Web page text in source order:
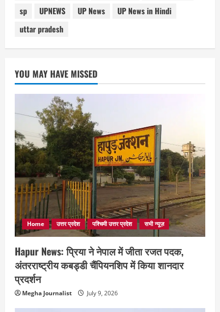
sp
UPNEWS UP News
UP News in Hindi
uttar pradesh
YOU MAY HAVE MISSED
Home उत्तर प्रदेश पश्चिमी उत्तर प्रदेश सभी न्यूज़
Hapur News: प्रिया ने नेपाल में जीता रजत पदक,
अंतरराष्ट्रीय कबड्डी चैंपियनशिप में किया शानदार
प्रदर्शन
Megha Journalist July 9, 2026